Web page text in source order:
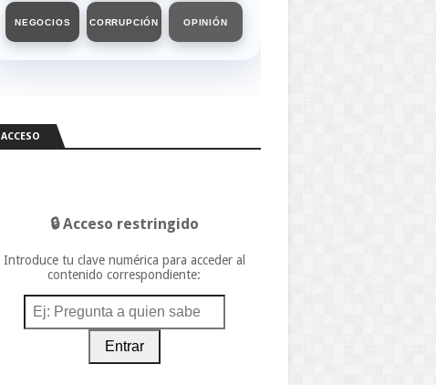
NEGOCIOS CORRUPCIÓN OPINIÓN
ACCESO
🔒 Acceso restringido
Introduce tu clave numérica para acceder al
contenido correspondiente:
Entrar